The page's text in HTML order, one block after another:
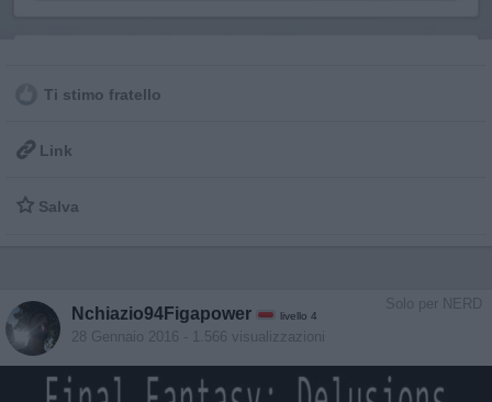
Ti stimo fratello
 Link
 Salva
Solo per NERD
Nchiazio94Figapower livello 4
28 Gennaio 2016 - 1.566 visualizzazioni